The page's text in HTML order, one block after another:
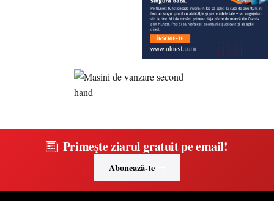
Primește ziarul gratuit pe email!
Abonează-te